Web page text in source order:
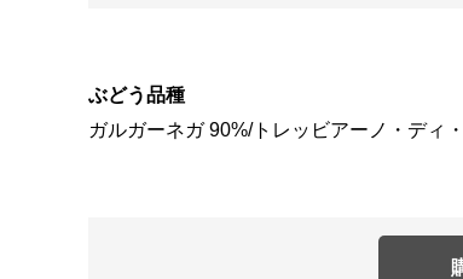
ぶどう品種
ガルガーネガ 90%/トレッビアーノ・ディ